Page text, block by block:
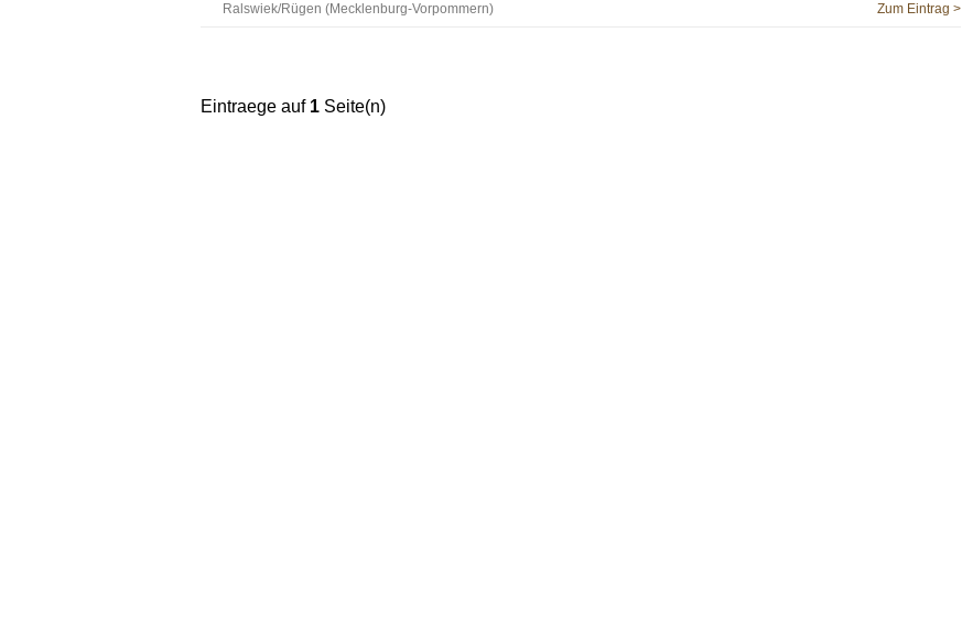
Ralswiek/Rügen (Mecklenburg-Vorpommern) Zum Eintrag >
Eintraege auf 1 Seite(n)